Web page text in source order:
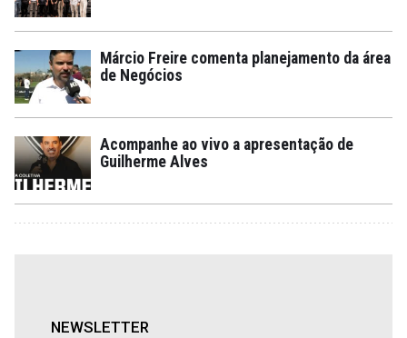
Márcio Freire comenta planejamento da área
de Negócios
Acompanhe ao vivo a apresentação de
Guilherme Alves
NEWSLETTER